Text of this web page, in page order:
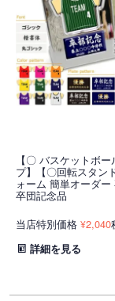
【〇 バスケットボー
プ】【〇回転スタン
ォーム 簡単オーダー
卒団記念品
当店特別価格 ¥2,040
詳細を見る